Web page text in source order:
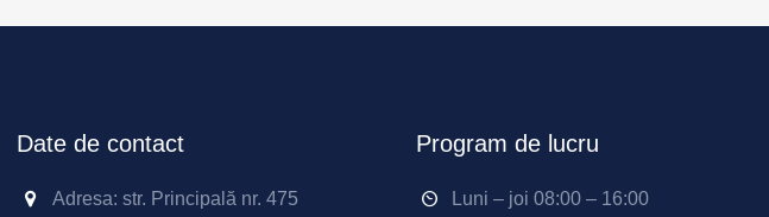
Date de contact
Adresa: str. Principală nr. 475
Program de lucru
Luni – joi 08:00 – 16:00